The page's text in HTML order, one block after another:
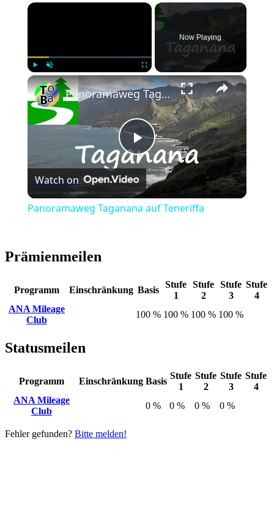
×
Play Unmute Fullscreen
Now Playing
×
Play
Video
Panoramaweg Taganana auf Teneriffa
Watch on
Panoramaweg Taganana auf Teneriffa
Prämienmeilen
Programm Einschränkung Basis
Stufe
1
Stufe
2
Stufe
3
Stufe
4
ANA Mileage
Club
100 % 100 % 100 % 100 %
Statusmeilen
Programm Einschränkung Basis
Stufe
1
Stufe
2
Stufe
3
Stufe
4
ANA Mileage
Club
0 % 0 % 0 % 0 %
Fehler gefunden? Bitte melden!